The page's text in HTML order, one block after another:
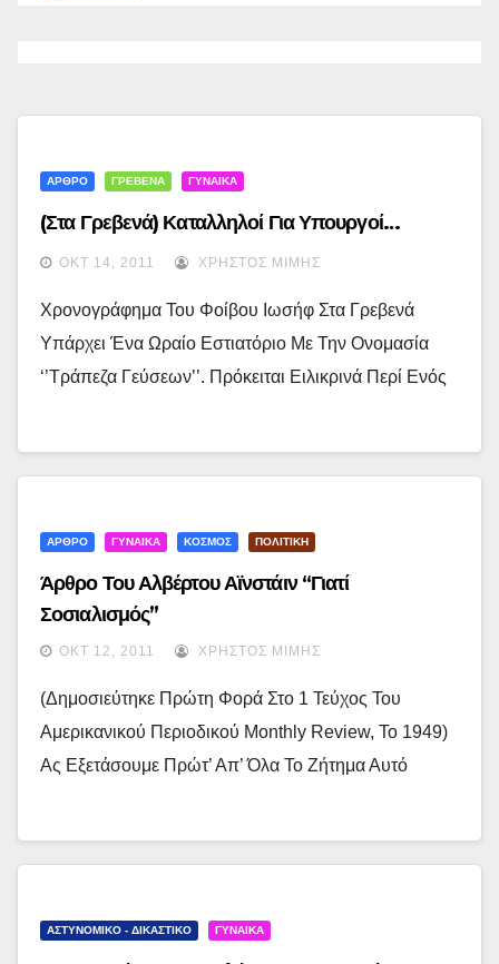
ΑΡΘΡΟ ΓΡΕΒΕΝΑ ΓΥΝΑΙΚΑ
(Στα Γρεβενά) Καταλληλοί Για Υπουργοί…
ΟΚΤ 14, 2011 ΧΡΉΣΤΟΣ ΜΊΜΗΣ
Χρονογράφημα Του Φοίβου Ιωσήφ Στα Γρεβενά
Υπάρχει Ένα Ωραίο Εστιατόριο Με Την Ονομασία
‘’Τράπεζα Γεύσεων’’. Πρόκειται Ειλικρινά Περί Ενός
ΑΡΘΡΟ ΓΥΝΑΙΚΑ ΚΟΣΜΟΣ ΠΟΛΙΤΙΚΗ
Άρθρο Του Αλβέρτου Αϊνστάιν “Γιατί
Σοσιαλισμός”
ΟΚΤ 12, 2011 ΧΡΉΣΤΟΣ ΜΊΜΗΣ
(Δημοσιεύτηκε Πρώτη Φορά Στο 1 Τεύχος Του
Αμερικανικού Περιοδικού Monthly Review, Το 1949)
Ας Εξετάσουμε Πρώτ’ Απ’ Όλα Το Ζήτημα Αυτό
ΑΣΤΥΝΟΜΙΚΟ - ΔΙΚΑΣΤΙΚΟ ΓΥΝΑΙΚΑ